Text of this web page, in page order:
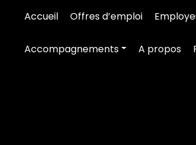
Accueil Offres d’emploi
Accompagnements A propos